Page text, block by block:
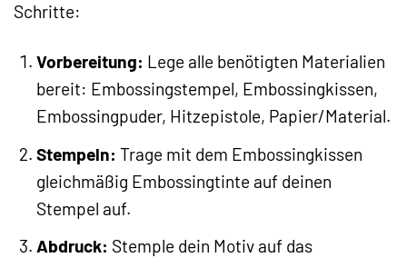
Schritte:
Vorbereitung: Lege alle benötigten Materialien
bereit: Embossingstempel, Embossingkissen,
Embossingpuder, Hitzepistole, Papier/Material.
Stempeln: Trage mit dem Embossingkissen
gleichmäßig Embossingtinte auf deinen
Stempel auf.
Abdruck: Stemple dein Motiv auf das